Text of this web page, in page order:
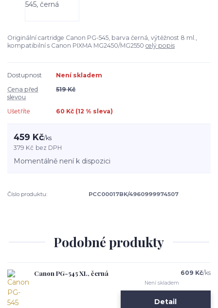
Originální cartridge Canon PG-545, barva černá, výtěžnost 8 ml.,
kompatibilní s Canon PIXMA MG2450/MG2550 celý popis
Dostupnost
Není skladem
Cena před
slevou
519 Kč
Ušetříte 60 Kč (12 % sleva)
459 Kč/ks
379 Kč bez DPH
Momentálně není k dispozici
Číslo produktu: PCC00017BK/4960999974507
Podobné produkty
Canon PG-545 XL, černá 609 Kč/ks
Není skladem
Detail